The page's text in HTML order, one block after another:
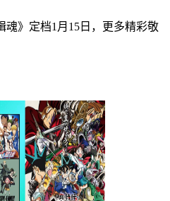
魂》定档1月15日，更多精彩敬